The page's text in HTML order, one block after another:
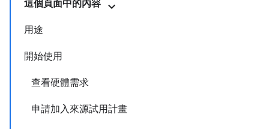
這個頁面中的內容
用途
開始使用
查看硬體需求
申請加入來源試用計畫